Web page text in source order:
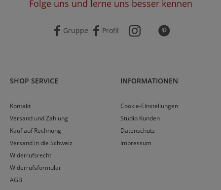
Folge uns und lerne uns besser kennen
Gruppe Profil
SHOP SERVICE
Kontakt
Versand und Zahlung
Kauf auf Rechnung
Versand in die Schweiz
Widerrufsrecht
Widerrufsformular
AGB
INFORMATIONEN
Cookie-Einstellungen
Studio Kunden
Datenschutz
Impressum